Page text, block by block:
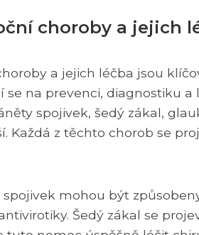
choroby a jejich
a jejich léčba jsou
se na prevenci, diagnostiku
spojivek, šedý zákal,
Každá z těchto chorob se
mohou být
Šedý zákal se